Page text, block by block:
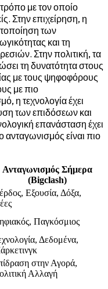
με τον οποίο
Στην επιχείρηση, η
των
και τη
Στην πολιτική, τα
τη δυνατότητα στους
με τους ψηφοφόρους
με πιο
η τεχνολογία έχει
των επιδόσεων και
επανάσταση έχει
είναι πιο
Ανταγωνισμός Σήμερα
(Bigclash)
Εξουσία, Δόξα,
Παγκόσμιος
Δεδομένα,
στην Αγορά,
Αλλαγή